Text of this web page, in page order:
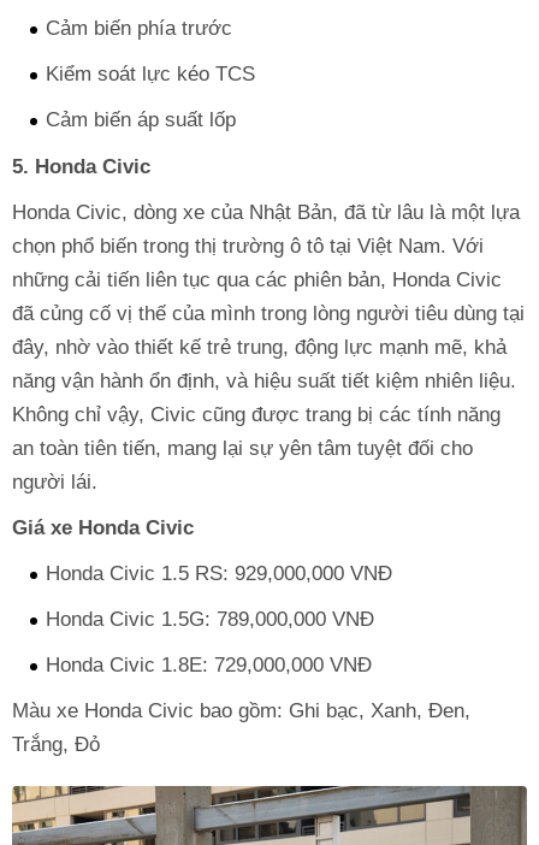
Cảm biến phía trước
Kiểm soát lực kéo TCS
Cảm biến áp suất lốp
5. Honda Civic
Honda Civic, dòng xe của Nhật Bản, đã từ lâu là một lựa
chọn phổ biến trong thị trường ô tô tại Việt Nam. Với
những cải tiến liên tục qua các phiên bản, Honda Civic
đã củng cố vị thế của mình trong lòng người tiêu dùng tại
đây, nhờ vào thiết kế trẻ trung, động lực mạnh mẽ, khả
năng vận hành ổn định, và hiệu suất tiết kiệm nhiên liệu.
Không chỉ vậy, Civic cũng được trang bị các tính năng
an toàn tiên tiến, mang lại sự yên tâm tuyệt đối cho
người lái.
Giá xe Honda Civic
Honda Civic 1.5 RS: 929,000,000 VNĐ
Honda Civic 1.5G: 789,000,000 VNĐ
Honda Civic 1.8E: 729,000,000 VNĐ
Màu xe Honda Civic bao gồm: Ghi bạc, Xanh, Đen,
Trắng, Đỏ